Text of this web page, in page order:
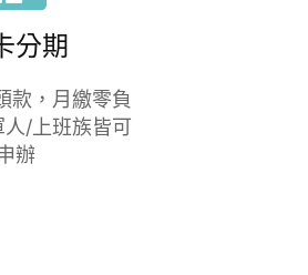
分期
款，月繳零負
/上班族皆可
辦